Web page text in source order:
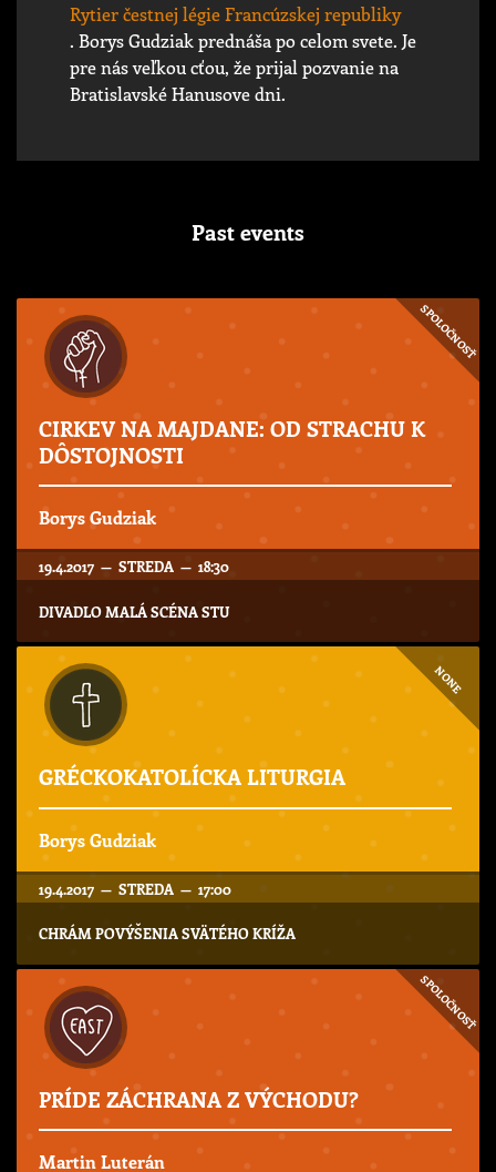
Rytier čestnej légie Francúzskej republiky
. Borys Gudziak prednáša po celom svete. Je
pre nás veľkou cťou, že prijal pozvanie na
Bratislavské Hanusove dni.
Past events
SPOLOČNOSŤ
CIRKEV NA MAJDANE: OD STRACHU K
DÔSTOJNOSTI
Borys Gudziak
19.4.2017 — STREDA — 18:30
DIVADLO MALÁ SCÉNA STU
NONE
GRÉCKOKATOLÍCKA LITURGIA
Borys Gudziak
19.4.2017 — STREDA — 17:00
CHRÁM POVÝŠENIA SVÄTÉHO KRÍŽA
SPOLOČNOSŤ
PRÍDE ZÁCHRANA Z VÝCHODU?
Martin Luterán